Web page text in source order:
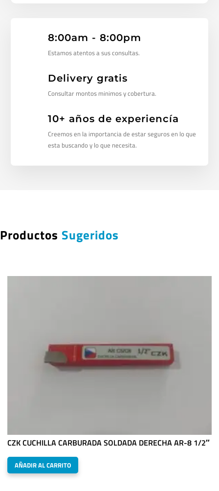
8:00am - 8:00pm
Estamos atentos a sus consultas.
Delivery gratis
Consultar montos minimos y cobertura.
10+ años de experiencía
Creemos en la importancia de estar seguros en lo que
esta buscando y lo que necesita.
Productos Sugeridos
CZK CUCHILLA CARBURADA SOLDADA DERECHA AR-8 1/2″
AÑADIR AL CARRITO